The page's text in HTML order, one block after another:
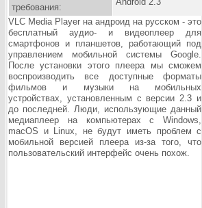
требования:
VLC Media Player на андроид на русском - это
бесплатный аудио- и видеоплеер для
смартфонов и планшетов, работающий под
управлением мобильной системы Google.
После установки этого плеера мы сможем
воспроизводить все доступные форматы
фильмов и музыки на мобильных
устройствах, установленным с версии 2.3 и
до последней. Люди, использующие данный
медиаплеер на компьютерах с Windows,
macOS и Linux, не будут иметь проблем с
мобильной версией плеера из-за того, что
пользовательский интерфейс очень похож.